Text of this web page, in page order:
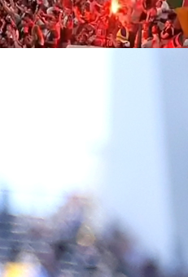
Bešlića 'Prvi
Nastića